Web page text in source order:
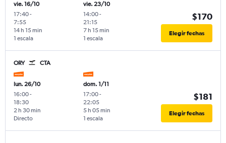
vie. 16/10
17:40-
7:55
1 escala
14 h 15 min
vie. 23/10
14:00-
21:15
1 escala
7 h 15 min
$170
Elegir fechas
ORY CTA
lun. 26/10
16:00-
18:30
Directo
2 h 30 min
dom. 1/11
17:00-
22:05
1 escala
5 h 05 min
$181
Elegir fechas